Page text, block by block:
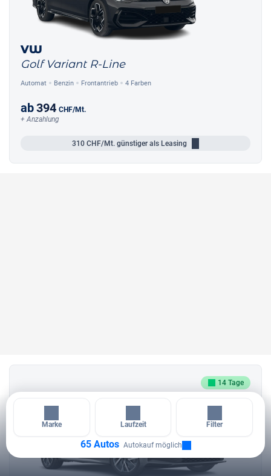
Marke Laufzeit Filter
65 Autos Autokauf möglich
VW
Golf Variant R-Line
Automat Benzin Frontantrieb 4 Farben
ab394 CHF/Mt.
+ Anzahlung
310 CHF/Mt. günstiger als Leasing
14 Tage